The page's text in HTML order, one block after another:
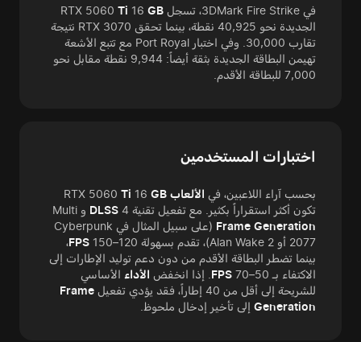
في 3DMark Fire Strike، تسجل RTX 5060 Ti 16 GB
الجديدة نحو 40,925 نقطة، بينما تحقق RTX 3070 نتيجة
تقارب 30,000. وفي اختبار Port Royal مع تتبع الأشعة
تهيمن البطاقة الجديدة بثقة أيضاً: 9,944 نقطة مقابل نحو
7,000 للبطاقة الأقدم.
اختبارات المستخدمين
بحسب آراء اللاعبين، في الألعاب Ti 16 GB
تكون أكثر استقراراً بكثير. مع تفعيل تقنية
DLSS 4 و Multi
Frame Generation
(على سبيل المثال في Cyberpunk
2077 أو Alan Wake 2)، تقدم بسهولة 120–150
FPS،
بينما تضطر البطاقة الأقدم من دون دعم توليد الإطارات إلى
الاكتفاء بـ 50–70
FPS . إذا انخفض الأداء الأساسي
للشريحة إلى أقل من 40 إطاراً، فقد يؤدي تفعيل
Frame
Generation إلى تأخير إدخال ملحوظ.